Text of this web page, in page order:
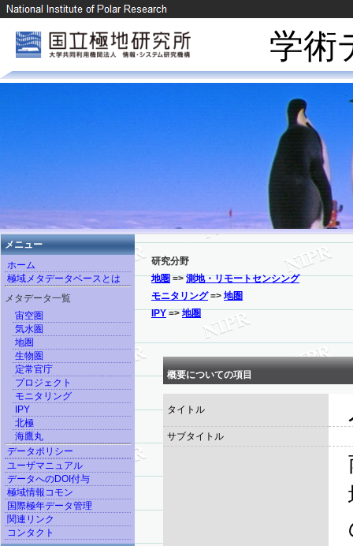
学術
メニュー
ホーム
極域メタデータベースとは
メタデータ一覧
宙空圏
気水圏
地圏
生物圏
定常官庁
プロジェクト
モニタリング
IPY
北極
海鷹丸
データポリシー
ユーザマニュアル
データへのDOI付与
極域情報コモン
国際極年データ管理
関連リンク
コンタクト
研究分野
地圏=>測地・リモートセンシング
モニタリング=> 地圏
IPY=>地圏
概要についての項目
タイトル
サブタイトル